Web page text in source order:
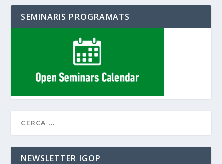
SEMINARIS PROGRAMATS
NEWSLETTER IGOP